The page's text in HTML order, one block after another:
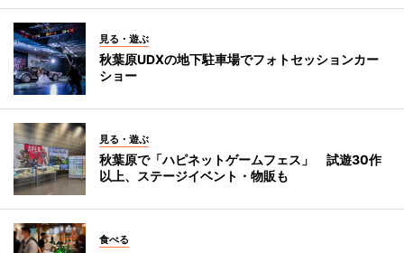
見る・遊ぶ
秋葉原UDXの地下駐車場でフォトセッションカー
ショー
見る・遊ぶ
秋葉原で「ハピネットゲームフェス」 試遊30作
以上、ステージイベント・物販も
食べる